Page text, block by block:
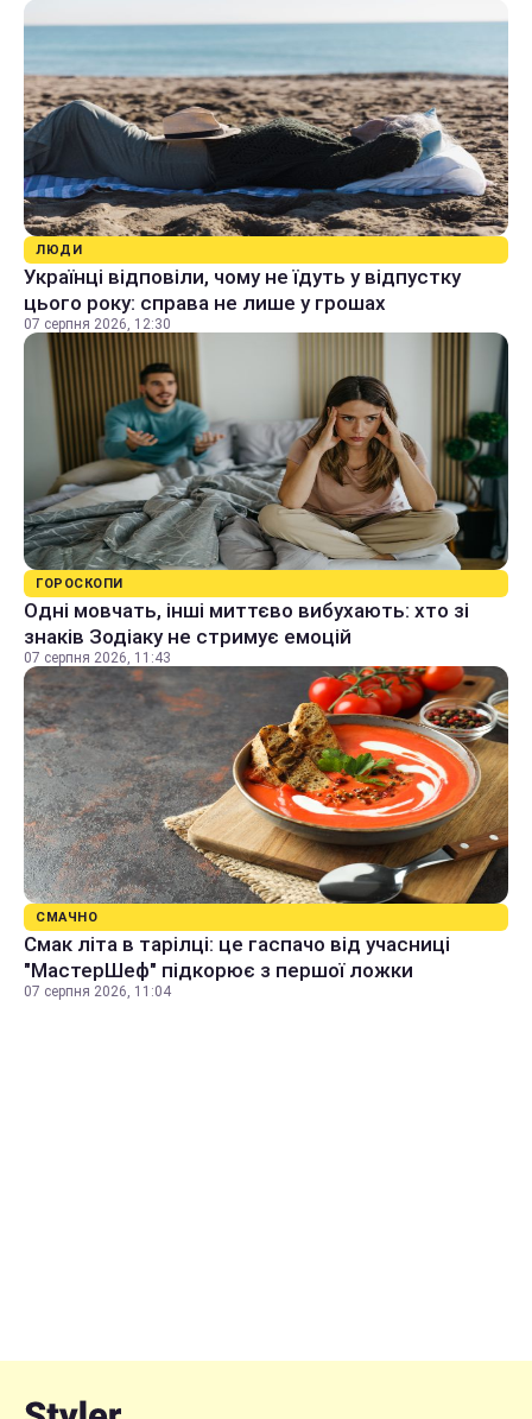
ЛЮДИ
Українці відповіли, чому не їдуть у відпустку
цього року: справа не лише у грошах
07 серпня 2026, 12:30
ГОРОСКОПИ
Одні мовчать, інші миттєво вибухають: хто зі
знаків Зодіаку не стримує емоцій
07 серпня 2026, 11:43
СМАЧНО
Смак літа в тарілці: це гаспачо від учасниці
"МастерШеф" підкорює з першої ложки
07 серпня 2026, 11:04